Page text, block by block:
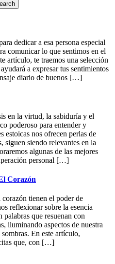
dedicar a esa persona especial
comunicar lo que sentimos en el
artículo, te traemos una selección
a expresar tus sentimientos
diario de buenos […]
en la virtud, la sabiduría y el
poderoso para entender y
estoicas nos ofrecen perlas de
siguen siendo relevantes en la
algunas de las mejores
personal […]
Corazón
tienen el poder de
reflexionar sobre la esencia
palabras que resuenan con
iluminando aspectos de nuestra
En este artículo,
que, con […]